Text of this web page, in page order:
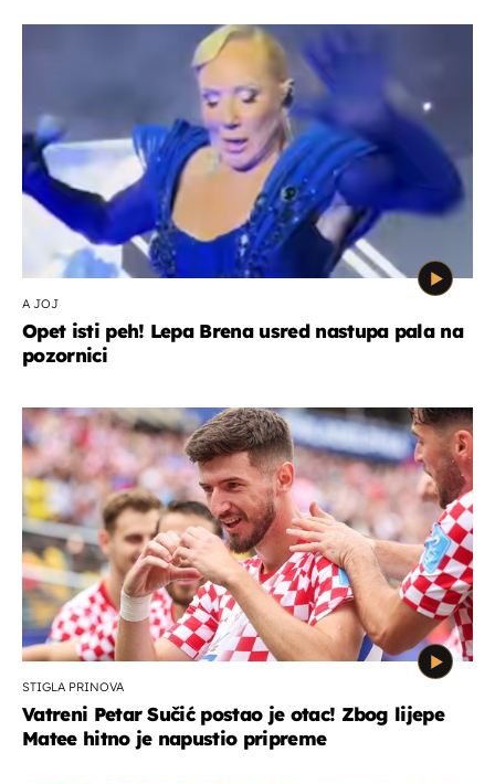
A JOJ
Opet isti peh! Lepa Brena usred nastupa pala na
pozornici
STIGLA PRINOVA
Vatreni Petar Sučić postao je otac! Zbog lijepe
Matee hitno je napustio pripreme